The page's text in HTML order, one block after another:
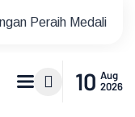
di Ajang Porprov
10 Aug
2026